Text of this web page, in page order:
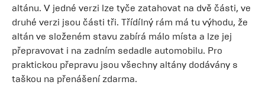
altánu. V jedné verzi lze tyče zatahovat na dvě části, ve
druhé verzi jsou části tři. Třídílný rám má tu výhodu, že
altán ve složeném stavu zabírá málo místa a lze jej
přepravovat i na zadním sedadle automobilu. Pro
praktickou přepravu jsou všechny altány dodávány s
taškou na přenášení zdarma.